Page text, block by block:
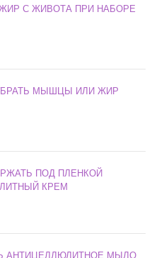
С ЖИВОТА ПРИ НАБОРЕ
МЫШЦЫ ИЛИ ЖИР
ПОД ПЛЕНКОЙ
КРЕМ
АНТИЦЕЛЛЮЛИТНОЕ МЫЛО